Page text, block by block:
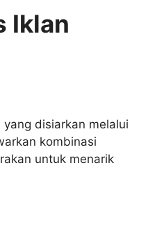
Iklan
disiarkan melalui
kombinasi
untuk menarik